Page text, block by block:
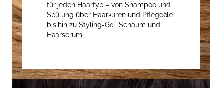
für jeden Haartyp – von Shampoo und
Spülung über Haarkuren und Pflegeöle
bis hin zu Styling-Gel, Schaum und
Haarserum.